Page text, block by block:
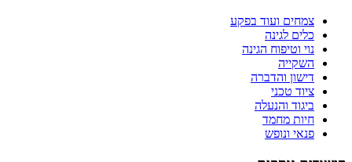
צמחים ועוד בפקע
כלים לגינה
נוי וטיפוח הגינה
השקייה
דישון והדברה
ציוד טכני
ביגוד והנעלה
חיות מחמד
פנאי ונופש